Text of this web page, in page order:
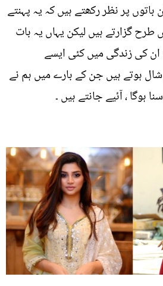
باتوں پر نظر رکھتے ہیں کہ یہ پہنتے
طرح گزارتے ہیں لیکن یہاں یہ بات
ان کی زندگی میں کئی ایسے
ہوتے ہیں جن کے بارے میں ہم نے
ہوگا ، آئیے جانتے ہیں ۔